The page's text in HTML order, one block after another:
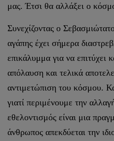
μας. Έτσι θα αλλάξει ο
Συνεχίζοντας ο
αγάπης έχει σήμερα
επικάλυμμα για να επιτύχει
απόλαυση και τελικά
αντιμετώπιση του κόσμου.
γιατί περιμένουμε την
εθελοντισμός είναι μια
άνθρωπος απεκδύεται την